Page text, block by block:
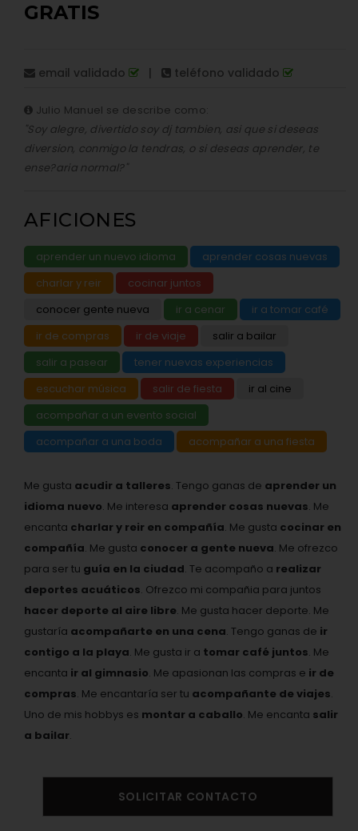
GRATIS
email validado | teléfono validado
Julio Manuel se describe como:
"Soy alegre, divertido soy dj tambien, asi que si deseas
diversion, conmigo la tendras, o si deseas aprender, te
ense?aria normal?"
AFICIONES
aprender un nuevo idioma
aprender cosas nuevas
charlar y reir
cocinar juntos
conocer gente nueva
ir a cenar
ir a tomar café
ir de compras
ir de viaje
salir a bailar
salir a pasear
tener nuevas experiencias
escuchar música
salir de fiesta
ir al cine
acompañar a un evento social
acompañar a una boda
acompañar a una fiesta
Me gusta acudir a talleres. Tengo ganas de aprender un
idioma nuevo. Me interesa aprender cosas nuevas. Me
encanta charlar y reir en compañía. Me gusta cocinar en
compañía. Me gusta conocer a gente nueva. Me ofrezco
para ser tu guía en la ciudad. Te acompaño a realizar
deportes acuáticos. Ofrezco mi compañia para juntos
hacer deporte al aire libre. Me gusta hacer deporte. Me
gustaría acompañarte en una cena. Tengo ganas de ir
contigo a la playa. Me gusta ir a tomar café juntos. Me
encanta ir al gimnasio. Me apasionan las compras e ir de
compras. Me encantaría ser tu acompañante de viajes.
Uno de mis hobbys es montar a caballo. Me encanta salir
a bailar.
SOLICITAR CONTACTO